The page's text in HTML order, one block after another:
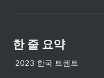
한 줄 요약
2023 한국 트렌트